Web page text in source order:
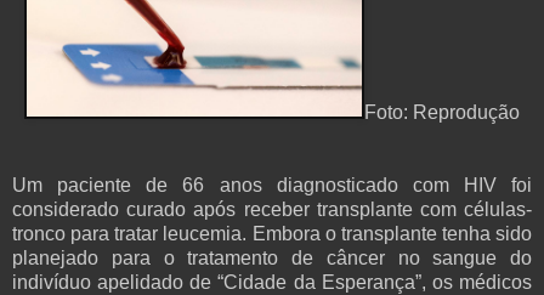
Foto: Reprodução
Um paciente de 66 anos diagnosticado com HIV foi
considerado curado após receber transplante com células-
tronco para tratar leucemia. Embora o transplante tenha sido
planejado para o tratamento de câncer no sangue do
indivíduo apelidado de “Cidade da Esperança”, os médicos